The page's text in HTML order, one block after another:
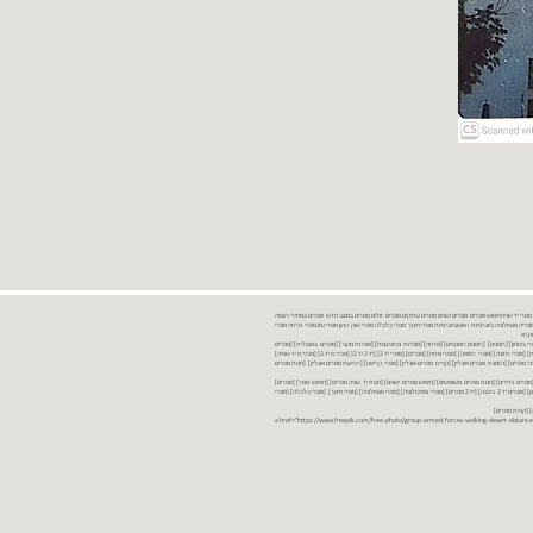
ספרים יד שניה ספרים משומשים ספרים חדשים ספרים יד 2 מכירת ספרים יד שניה ספרי יד שניהחיפוש ספרים ספרים ישנים ספרים עתיקים ספרים זולים ספרים במצב חדש ספרים במחירי רצפה
במבצע ספרים יד 2 ברמת גן ספרים יד 2 ביבנה יד 2 ספרים ספרי פסיכולוגיה ספריה סוציולוגיה ביוגרפיות ו אוטוביוגרפיות ספרי חינוך ספרי כלכלה ספרי שוק ההון ספרי עיון ספרי פרוזה ספרי
ביטחון] [רומנים] [רומנים רומנטיים] [פרוזה] [ספרות מתורגמת] [ספרות מקור] [ספרים באנגלית] [ספרים
חדשים מהחנות] [ספרים מומלצים] [ספרי בישול] [ספרי עידן חדש] [ספרי עסקים] [ספרי מורשת] [מחזות] [ספרי שירה] [ספרי בריאות] [ספרי תזונה] [ספרי רפואה] [ספרי מתח] [ספרים] [ספרי יד 2[ [יד 2 יד 2[ [מכירת יד 2[ [מכירת יד שנייה]
יד 2[ [ספר] [ספרים יד 2[ [הזמנת ספרים] [יד 2 ספרים] [ספרים בזול] [אתר ספרים] [הזמנת ספרים אונליין] [קניית ספרים אונליין] [ספרי קריאה] [רכישת ספרים אונליין] [חנות ספרים
נדירים] [חנות ספרים משומשים] [חיפוש ספרים ישנים] [חנות יד שניה ספרים] [חיפוש ספר] [ספרים]
[חנות ספרים זולים] [ספרים חדשים] [ספרים במחירי רצפה] [ספרים במשלוח חינם] [ספרים במשלוח עד הבית] [ספרים יד 2 ברמת גן] [ספרים יד 2 ביבנה] [יד 2 ספרים] [ספרי פסיכולוגיה] [ספרי סוציולוגיה] [ספרי חינוך] [ספרי כלכלה] [ספרי
[קניית ספרים]
<a href="https://www.freepik.com/free-photo/group-armed-forces-walking-desert-